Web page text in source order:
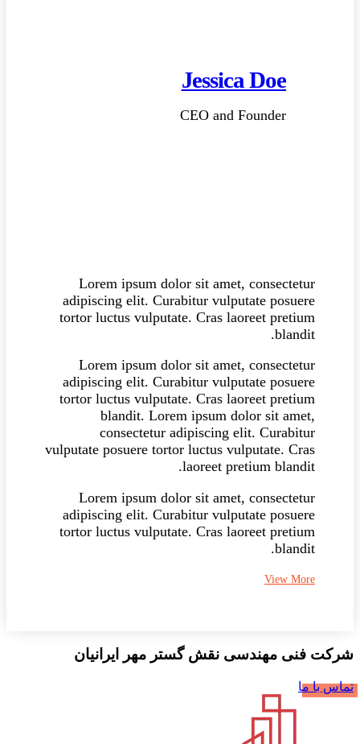
Jessica Doe
CEO and Founder
Lorem ipsum dolor sit amet, consectetur
adipiscing elit. Curabitur vulputate posuere
tortor luctus vulputate. Cras laoreet pretium
blandit.
Lorem ipsum dolor sit amet, consectetur
adipiscing elit. Curabitur vulputate posuere
tortor luctus vulputate. Cras laoreet pretium
blandit. Lorem ipsum dolor sit amet,
consectetur adipiscing elit. Curabitur
vulputate posuere tortor luctus vulputate. Cras
laoreet pretium blandit.
Lorem ipsum dolor sit amet, consectetur
adipiscing elit. Curabitur vulputate posuere
tortor luctus vulputate. Cras laoreet pretium
blandit.
View More
شرکت فنی مهندسی نقش گستر مهر ایرانیان
تماس با ما